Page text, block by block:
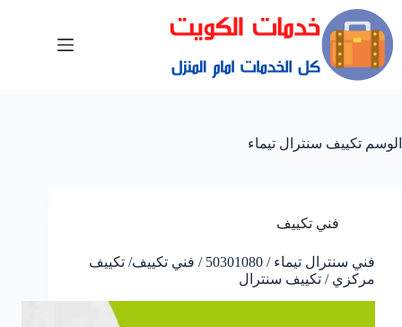
الوسم تكييف سنترال تيماء
فني تكييف
فني سنترال تيماء / 50301080 / فني تكييف/ تكييف
مركزي / تكييف سنترال